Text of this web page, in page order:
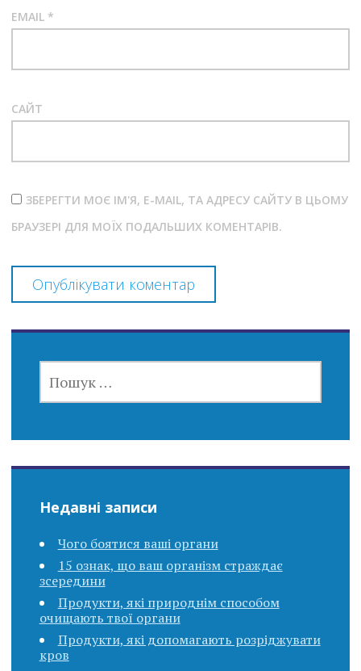
EMAIL *
САЙТ
ЗБЕРЕГТИ МОЄ ІМ'Я, E-MAIL, ТА АДРЕСУ САЙТУ В ЦЬОМУ
БРАУЗЕРІ ДЛЯ МОЇХ ПОДАЛЬШИХ КОМЕНТАРІВ.
Недавні записи
Чого боятися ваші органи
15 ознак, що ваш організм страждає
зсередини
Продукти, які природнім способом
очищають твої органи
Продукти, які допомагають розріджувати
кров